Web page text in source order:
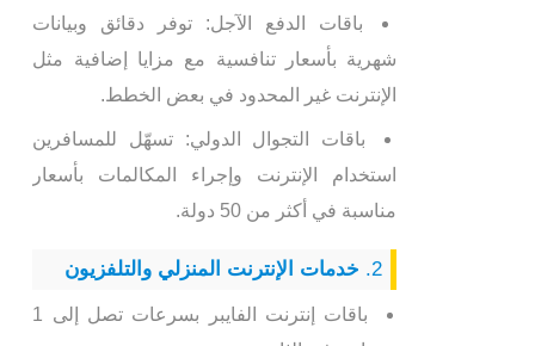
باقات الدفع الآجل: توفر دقائق وبيانات
شهرية بأسعار تنافسية مع مزايا إضافية مثل
الإنترنت غير المحدود في بعض الخطط.
باقات التجوال الدولي: تسهّل للمسافرين
استخدام الإنترنت وإجراء المكالمات بأسعار
مناسبة في أكثر من 50 دولة.
2. خدمات الإنترنت المنزلي والتلفزيون
باقات إنترنت الفايبر بسرعات تصل إلى 1